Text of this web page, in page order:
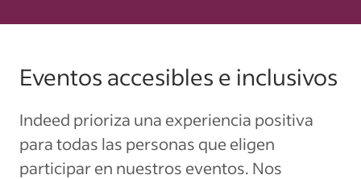
Eventos accesibles e inclusivos
Indeed prioriza una experiencia positiva
para todas las personas que eligen
participar en nuestros eventos. Nos